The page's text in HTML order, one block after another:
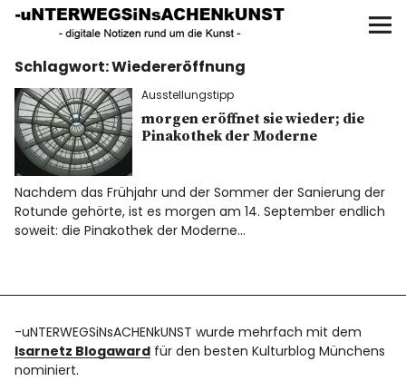
UNTERWEGS IN SACHEN
KUNST
Start
AKTUELLE AUSSTELLUNGEN
KUNSTSPAZIERGÄNGE
ÜBER
f I P
Schlagwort:Wiedereröffnung
Ausstellungstipp
morgen eröffnet sie wieder; die
Pinakothek der Moderne
Nachdem das Frühjahr und der Sommer der Sanierung der
Rotunde gehörte, ist es morgen am 14. September endlich
soweit: die Pinakothek der Moderne…
-uNTERWEGSiNsACHENkUNST wurde mehrfach mit dem
Isarnetz Blogaward für den besten Kulturblog Münchens
nominiert.